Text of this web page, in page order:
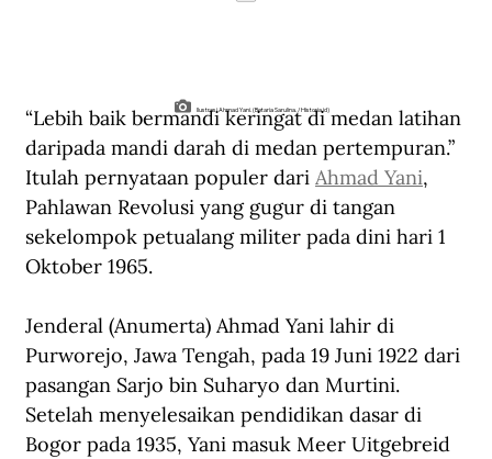
Ilustrasi Ahmad Yani. (Betaria Sarulina. /Historia.id)
“Lebih baik bermandi keringat di medan latihan
daripada mandi darah di medan pertempuran.”
Itulah pernyataan populer dari Ahmad Yani,
Pahlawan Revolusi yang gugur di tangan
sekelompok petualang militer pada dini hari 1
Oktober 1965.
Jenderal (Anumerta) Ahmad Yani lahir di
Purworejo, Jawa Tengah, pada 19 Juni 1922 dari
pasangan Sarjo bin Suharyo dan Murtini.
Setelah menyelesaikan pendidikan dasar di
Bogor pada 1935, Yani masuk Meer Uitgebreid